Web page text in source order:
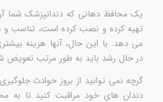
یک محافظ دهانی که دندانپزشک شما
تهیه کرده و نصب کرده است، تناسب و
می دهد. با این حال، آنها هزینه
در حال رشد باید به طور مرتب تعویض
گرچه نمی توانید از بروز حوادث
دندان های خود مراقبت کنید تا به